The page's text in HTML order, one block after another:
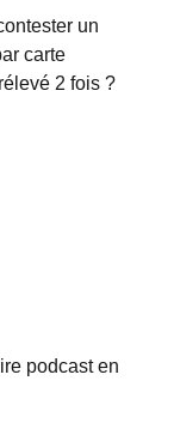
un
carte
2 fois ?
podcast en